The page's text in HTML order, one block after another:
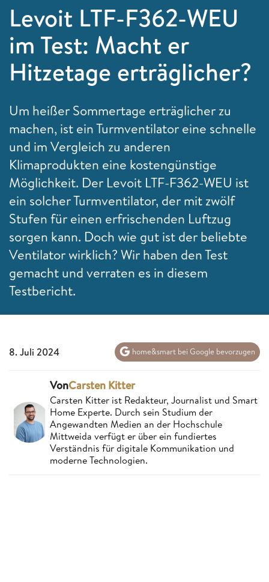
Levoit LTF-F362-WEU
im Test: Macht er
Hitzetage erträglicher?
Um heißer Sommertage erträglicher zu
machen, ist ein Turmventilator eine schnelle
und im Vergleich zu anderen
Klimaprodukten eine kostengünstige
Möglichkeit. Der Levoit LTF-F362-WEU ist
ein solcher Turmventilator, der mit zwölf
Stufen für einen erfrischenden Luftzug
sorgen kann. Doch wie gut ist der beliebte
Ventilator wirklich? Wir haben den Test
gemacht und verraten es in diesem
Testbericht.
8. Juli 2024 home&smart bei Google bevorzugen
VonCarsten Kitter
Carsten Kitter ist Redakteur, Journalist und Smart
Home Experte. Durch sein Studium der
Angewandten Medien an der Hochschule
Mittweida verfügt er über ein fundiertes
Verständnis für digitale Kommunikation und
moderne Technologien.